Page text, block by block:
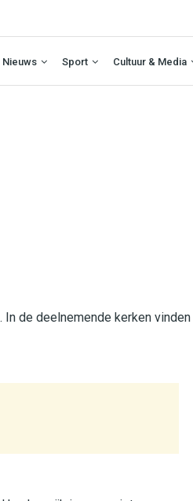
Nieuws Sport Cultuur & Media
In de deelnemende kerken vinden